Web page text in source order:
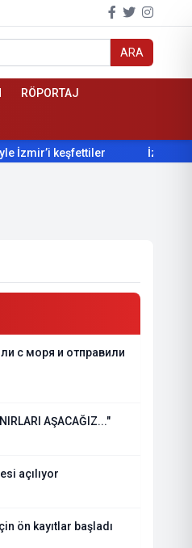
ARA
RÖPORTAJ
İzmir’de Bokaşi
с моря и отправили
AŞACAĞIZ..."
açılıyor
ön kayıtlar başladı